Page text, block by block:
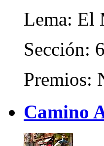
Lema: El
Sección:
Premios:
Camino